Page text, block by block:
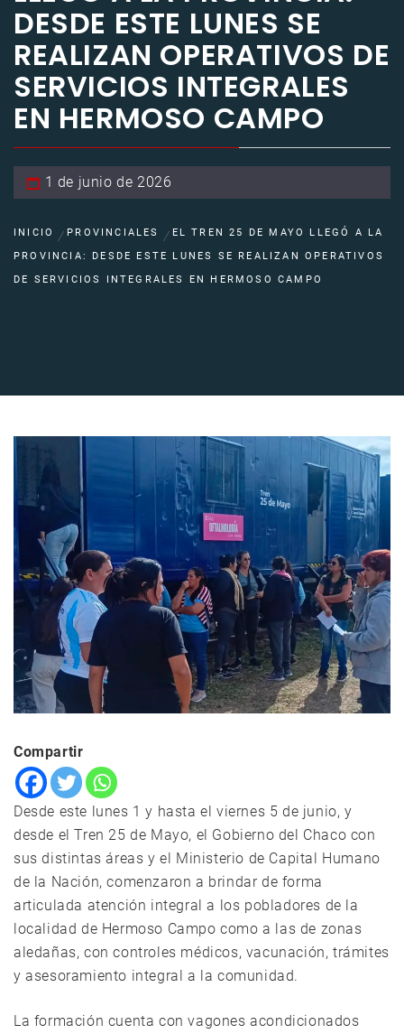
DESDE ESTE LUNES SE
REALIZAN OPERATIVOS DE
SERVICIOS INTEGRALES
EN HERMOSO CAMPO
1 de junio de 2026
INICIO PROVINCIALES
EL TREN 25 DE MAYO LLEGÓ A LA
PROVINCIA: DESDE ESTE LUNES SE REALIZAN OPERATIVOS
DE SERVICIOS INTEGRALES EN HERMOSO CAMPO
Compartir
Desde este lunes 1 y hasta el viernes 5 de junio, y
desde el Tren 25 de Mayo, el Gobierno del Chaco con
sus distintas áreas y el Ministerio de Capital Humano
de la Nación, comenzaron a brindar de forma
articulada atención integral a los pobladores de la
localidad de Hermoso Campo como a las de zonas
aledañas, con controles médicos, vacunación, trámites
y asesoramiento integral a la comunidad.
La formación cuenta con vagones acondicionados